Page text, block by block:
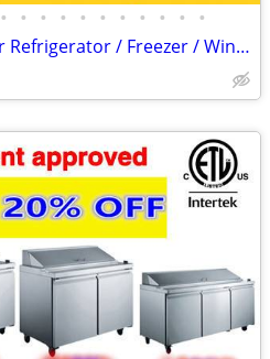
• • • • • • • • • • •
Merchandiser Glass Door Refrigerator / Freezer / Wine Cooler